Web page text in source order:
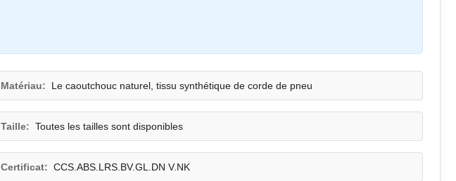
Matériau: Le caoutchouc naturel, tissu synthétique de corde de pneu
Taille: Toutes les tailles sont disponibles
Certificat: CCS.ABS.LRS.BV.GL.DN V.NK